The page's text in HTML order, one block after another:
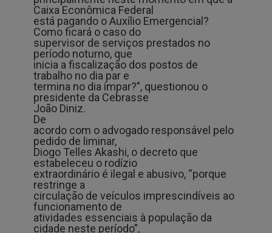
Caixa Econômica Federal
está pagando o Auxílio Emergencial?
Como ficará o caso do
supervisor de serviços prestados no
período noturno, que
inicia a fiscalização dos postos de
trabalho no dia par e
termina no dia ímpar?”, questionou o
presidente da Cebrasse
João Diniz.
De
acordo com o advogado responsável pelo
pedido de liminar,
Diogo Telles Akashi, o decreto que
estabeleceu o rodízio
extraordinário é ilegal e abusivo, “porque
restringe a
circulação de veículos imprescindíveis ao
funcionamento de
atividades essenciais à população da
cidade neste período”,